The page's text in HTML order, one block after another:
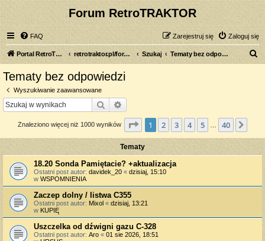
Forum RetroTRAKTOR
FAQ Zaloguj się
Zarejestruj się
Portal RetroTRAKTOR.pl retrotraktor.pl/forum Szukaj Tematy bez odpowiedzi
Tematy bez odpowiedzi
Wyszukiwanie zaawansowane
Szukaj
Znaleziono więcej niż 1000 wyników Strona z40
1 2 3 4 5 40
Tematy
18.20 Sonda Pamiętacie? +aktualizacja
Ostatni post autor: davidek_20 « dzisiaj, 15:10
w WSPOMNIENIA
Zaczep dolny / listwa C355
Ostatni post autor: Mixol « dzisiaj, 13:21
w KUPIĘ
Uszczelka od dźwigni gazu C-328
Ostatni post autor: Aro « 01 sie 2026, 18:51